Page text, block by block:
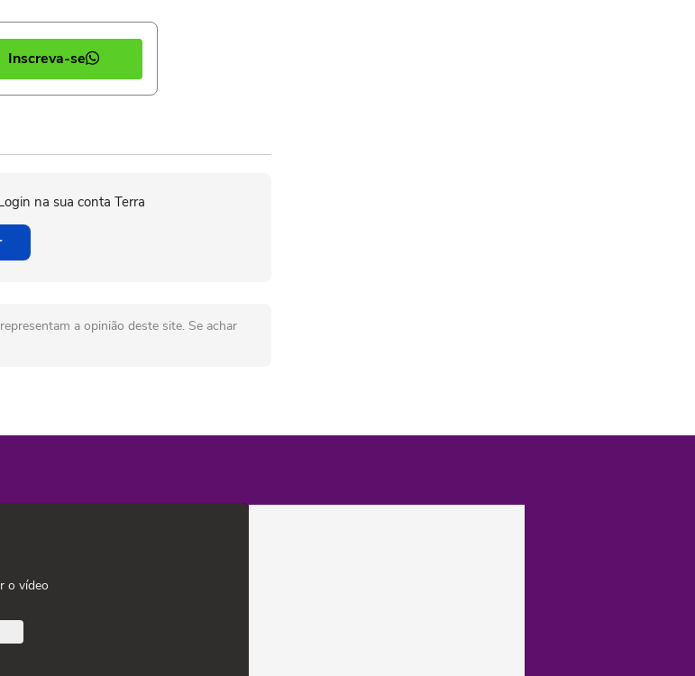
Inscreva-se
na sua conta Terra
a opinião deste site. Se achar
o vídeo